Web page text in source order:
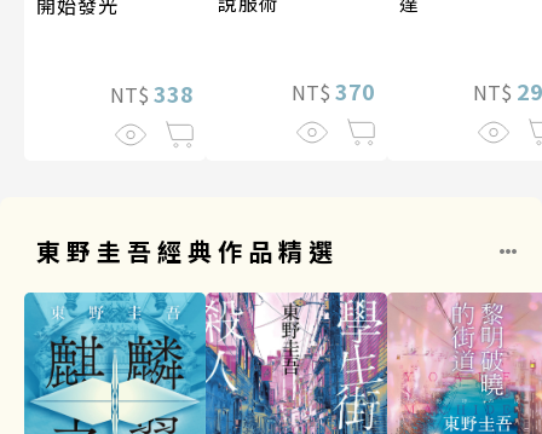
NT$ 338 NT$ 370 NT$
東野圭吾經典作品精選